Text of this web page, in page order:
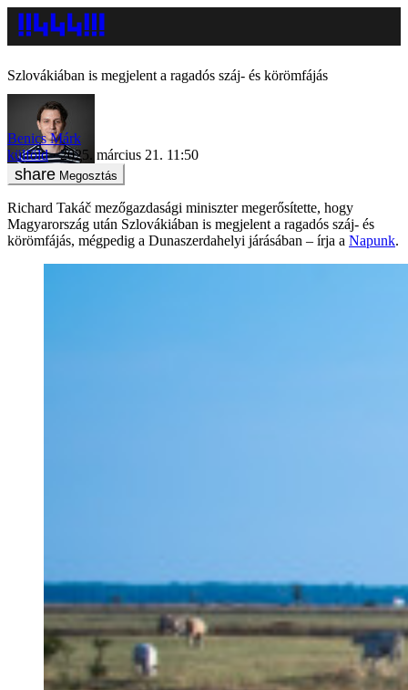
Szlovákiában is megjelent a ragadós száj- és körömfájás
Benics Márk
külföld
2025. március 21. 11:50
Megosztás
Richard Takáč mezőgazdasági miniszter megerősítette, hogy
Magyarország után Szlovákiában is megjelent a ragadós száj- és
körömfájás, mégpedig a Dunaszerdahelyi járásában – írja a Napunk.